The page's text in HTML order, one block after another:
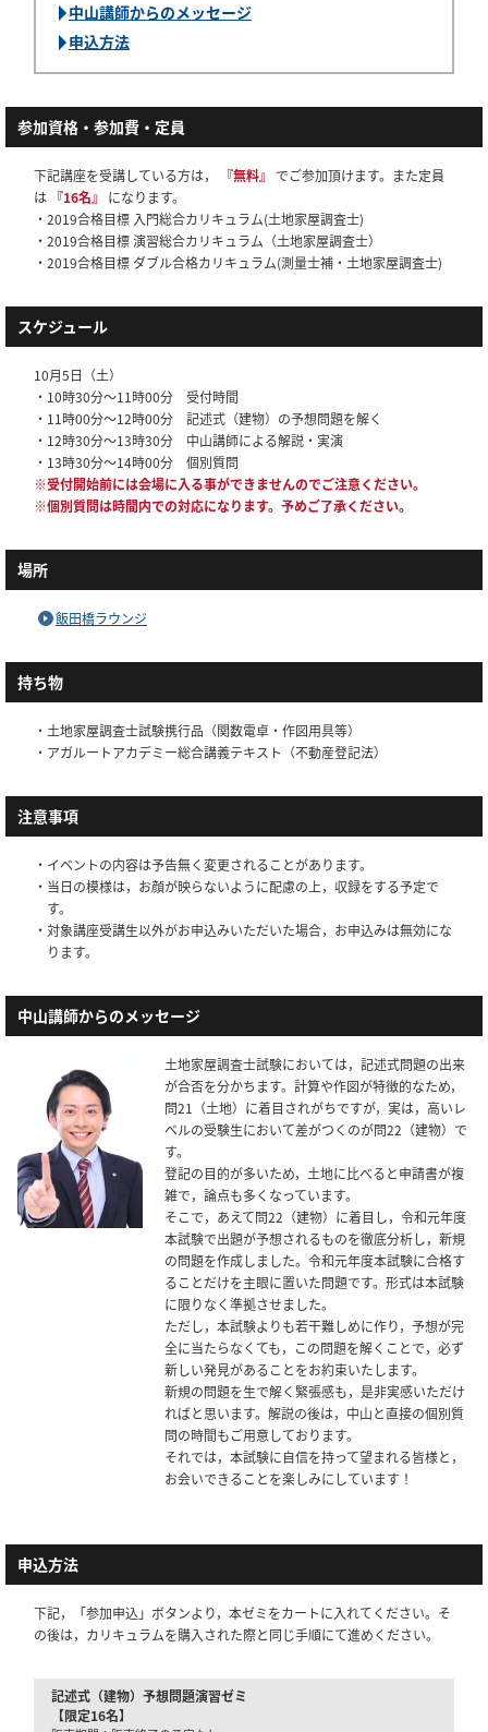
中山講師からのメッセージ
申込方法
参加資格・参加費・定員
下記講座を受講している方は， 『無料』
でご参加頂けます。また定員
は 『16名』
になります。
・2019合格目標 入門総合カリキュラム(土地家屋調査士)
・2019合格目標 演習総合カリキュラム（土地家屋調査士）
・2019合格目標 ダブル合格カリキュラム(測量士補・土地家屋調査士)
スケジュール
10月5日（土）
・10時30分～11時00分 受付時間
・11時00分～12時00分 記述式（建物）の予想問題を解く
・12時30分～13時30分 中山講師による解説・実演
・13時30分～14時00分 個別質問
※受付開始前には会場に入る事ができませんのでご注意ください。
※個別質問は時間内での対応になります。予めご了承ください。
場所
飯田橋ラウンジ
持ち物
・土地家屋調査士試験携行品（関数電卓・作図用具等）
・アガルートアカデミー総合講義テキスト（不動産登記法）
注意事項
・イベントの内容は予告無く変更されることがあります。
・当日の模様は，お顔が映らないように配慮の上，収録をする予定で
す。
・対象講座受講生以外がお申込みいただいた場合，お申込みは無効にな
ります。
中山講師からのメッセージ
土地家屋調査士試験においては，記述式問題の出来
が合否を分かちます。計算や作図が特徴的なため，
問21（土地）に着目されがちですが，実は，高いレ
ベルの受験生において差がつくのが問22（建物）で
す。
登記の目的が多いため，土地に比べると申請書が複
雑で，論点も多くなっています。
そこで，あえて問22（建物）に着目し，令和元年度
本試験で出題が予想されるものを徹底分析し，新規
の問題を作成しました。令和元年度本試験に合格す
ることだけを主眼に置いた問題です。形式は本試験
に限りなく準拠させました。
ただし，本試験よりも若干難しめに作り，予想が完
全に当たらなくても，この問題を解くことで，必ず
新しい発見があることをお約束いたします。
新規の問題を生で解く緊張感も，是非実感いただけ
ればと思います。解説の後は，中山と直接の個別質
問の時間もご用意しております。
それでは，本試験に自信を持って望まれる皆様と，
お会いできることを楽しみにしています！
申込方法
下記，「参加申込」ボタンより，本ゼミをカートに入れてください。そ
の後は，カリキュラムを購入された際と同じ手順にて進めください。
記述式（建物）予想問題演習ゼミ
【限定16名】